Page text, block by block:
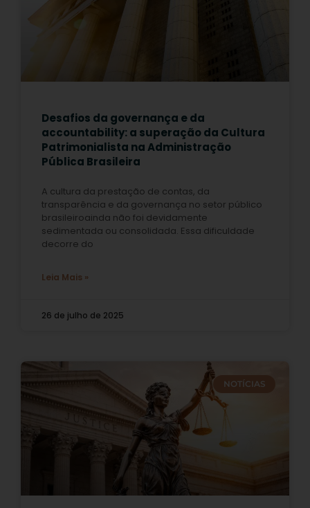
Desafios da governança e da
accountability: a superação da Cultura
Patrimonialista na Administração
Pública Brasileira
A cultura da prestação de contas, da
transparência e da governança no setor público
brasileiroainda não foi devidamente
sedimentada ou consolidada. Essa dificuldade
decorre do
Leia Mais »
26 de julho de 2025
NOTÍCIAS